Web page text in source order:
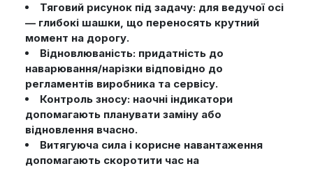
Тяговий рисунок під задачу: для ведучої осі
— глибокі шашки, що переносять крутний
момент на дорогу.
Відновлюваність: придатність до
наварювання/нарізки відповідно до
регламентів виробника та сервісу.
Контроль зносу: наочні індикатори
допомагають планувати заміну або
відновлення вчасно.
Витягуюча сила і корисне навантаження
допомагають скоротити час на